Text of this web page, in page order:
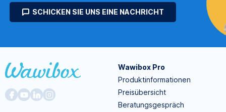
SCHICKEN SIE UNS EINE NACHRICHT
Wawibox Pro
Produktinformationen
Preisübersicht
Beratungsgespräch